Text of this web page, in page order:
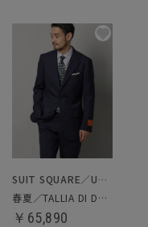
SUIT SQUARE／UNIVERSAL LANGUAGE
春夏／TALLIA DI DELFINO／スーツ
￥65,890